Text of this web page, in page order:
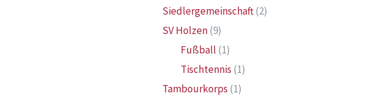
Siedlergemeinschaft(2)
SV Holzen(9)
Fußball (1)
Tischtennis (1)
Tambourkorps (1)